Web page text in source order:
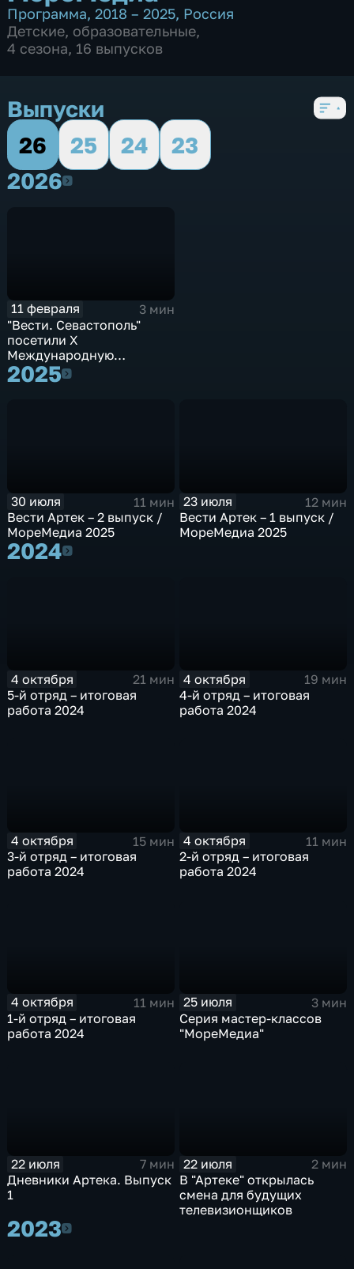
Программа,2018 – 2025, Россия
Детские, образовательные,
4 сезона, 16 выпусков
Выпуски
26
25 24
23
20262026
11 февраля
3 мин
"Вести. Севастополь"
посетили Х
Международную
конференцию
тематических партнеров
20252025
30 июля
11 мин
Вести Артек – 2 выпуск /
МореМедиа 2025
23 июля
12 мин
Вести Артек – 1 выпуск /
МореМедиа 2025
20242024
4 октября
21 мин
5-й отряд – итоговая
работа 2024
4 октября
19 мин
4-й отряд – итоговая
работа 2024
4 октября
15 мин
3-й отряд – итоговая
работа 2024
4 октября
11 мин
2-й отряд – итоговая
работа 2024
4 октября
11 мин
1-й отряд – итоговая
работа 2024
25 июля
3 мин
Серия мастер-классов
"МореМедиа"
22 июля
7 мин
Дневники Артека. Выпуск
1
22 июля
2 мин
В "Артеке" открылась
смена для будущих
телевизионщиков
20232023